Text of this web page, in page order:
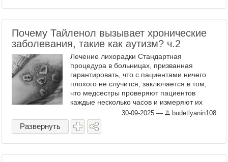
Почему Тайленол вызывает хронические
заболевания, такие как аутизм? ч.2
Лечение лихорадки Стандартная
процедура в больницах, призванная
гарантировать, что с пациентами ничего
плохого не случится, заключается в том,
что медсестры проверяют пациентов
каждые несколько часов и измеряют их
жизненные показатели. Если что-то не так,
необходимо связаться с лечащим ...
30-09-2025 — budetlyanin108
Развернуть